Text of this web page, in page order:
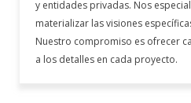
y entidades privadas. Nos
materializar las visiones
Nuestro compromiso es ofrecer
a los detalles en cada proyecto.